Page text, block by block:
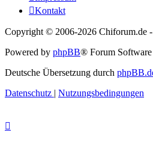
Kontakt
Copyright © 2006-2026 Chiforum.de
Powered by phpBB® Forum
Deutsche Übersetzung durch
Datenschutz | Nutzungsbedingungen